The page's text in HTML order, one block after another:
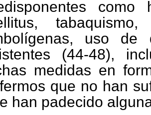
como
tabaquismo,
uso de
(44-48),
medidas en
que no han
han padecido